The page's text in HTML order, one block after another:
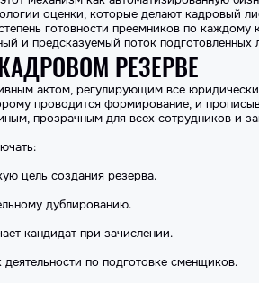
оценки, которые делают кадровый
готовности преемников по каждому
и предсказуемый поток подготовленных
РЕЗЕРВЕ
актом, регулирующим все
проводится формирование, и
прозрачным для всех сотрудников и
цель создания резерва.
дублированию.
кандидат при зачислении.
по подготовке сменщиков.